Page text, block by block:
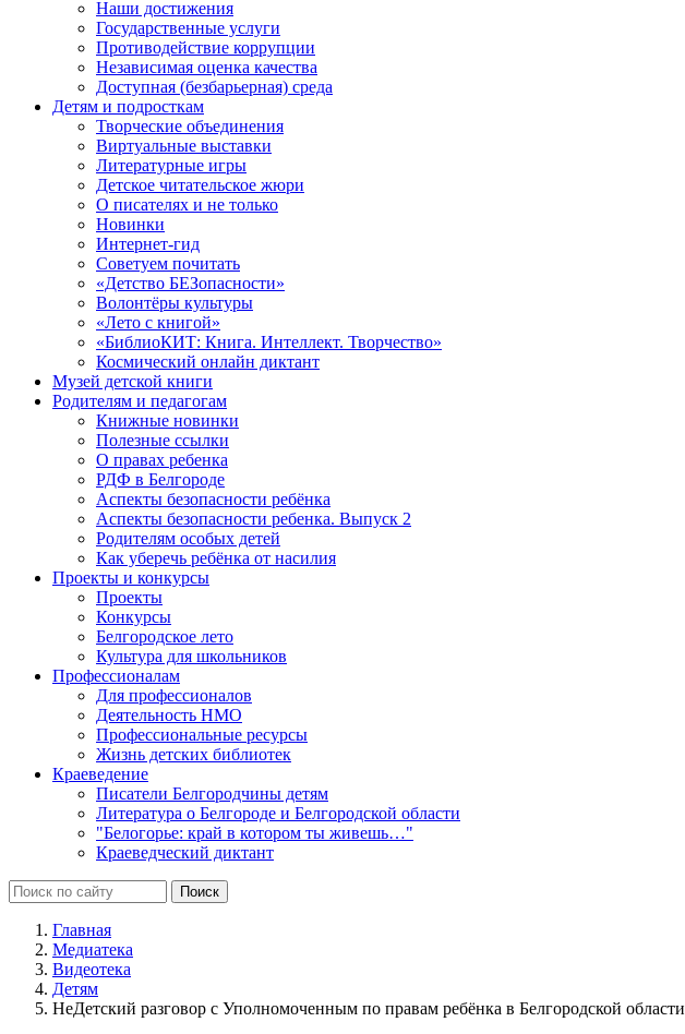
Наши достижения
Государственные услуги
Противодействие коррупции
Независимая оценка качества
Доступная (безбарьерная) среда
Детям и подросткам
Творческие объединения
Виртуальные выставки
Литературные игры
Детское читательское жюри
О писателях и не только
Новинки
Интернет-гид
Советуем почитать
«Детство БЕЗопасности»
Волонтёры культуры
«Лето с книгой»
«БиблиоКИТ: Книга. Интеллект. Творчество»
Космический онлайн диктант
Музей детской книги
Родителям и педагогам
Книжные новинки
Полезные ссылки
О правах ребенка
РДФ в Белгороде
Аспекты безопасности ребёнка
Аспекты безопасности ребенка. Выпуск 2
Родителям особых детей
Как уберечь ребёнка от насилия
Проекты и конкурсы
Проекты
Конкурсы
Белгородское лето
Культура для школьников
Профессионалам
Для профессионалов
Деятельность НМО
Профессиональные ресурсы
Жизнь детских библиотек
Краеведение
Писатели Белгородчины детям
Литература о Белгороде и Белгородской области
"Белогорье: край в котором ты живешь…"
Краеведческий диктант
Главная
Медиатека
Видеотека
Детям
НеДетский разговор с Уполномоченным по правам ребёнка в Белгородской области